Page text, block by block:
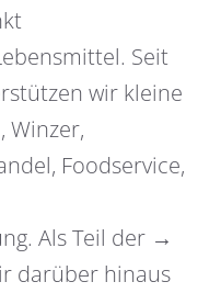
Seit
wir kleine
Winzer,
Foodservice,
Als Teil der →
darüber hinaus